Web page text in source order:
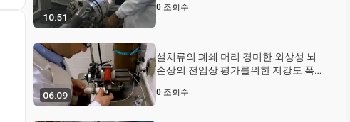
10:51
0 조회수
06:09
설치류의 폐쇄 머리 경미한 외상성 뇌
손상의 전임상 평가를위한 저강도 폭발
0 조회수